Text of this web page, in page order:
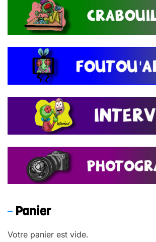
Panier
Votre panier est vide.